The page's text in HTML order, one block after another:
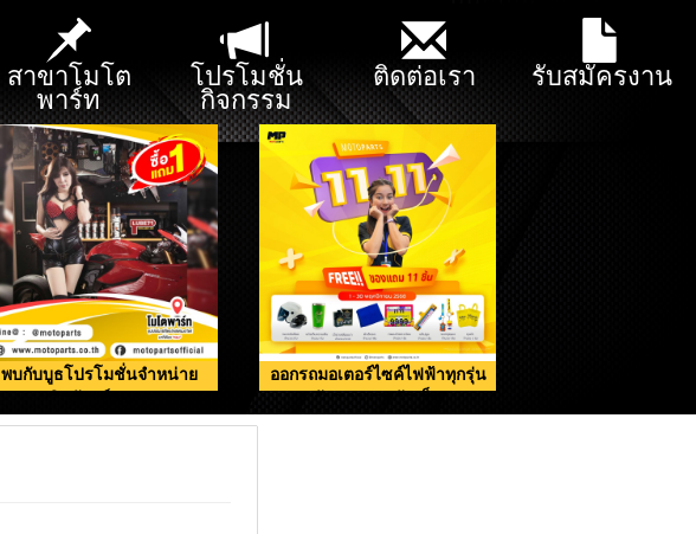
สาขาโมโต
พาร์ท
โปรโมชั่น
กิจกรรม
ติดต่อเรา รับสมัครงาน
พบกับบูธโปรโมชั่นจำหน่าย
ผลิตภัณฑ์ดูแลรถ
ออกรถมอเตอร์ไซค์ไฟฟ้าทุกรุ่น
รับของแถมจัดเต็ม